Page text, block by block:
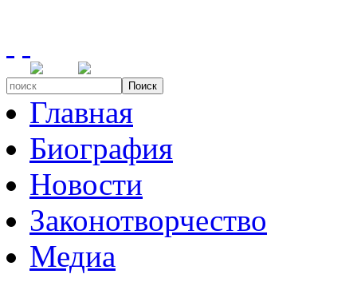
Поиск
Главная
Биография
Новости
Законотворчество
Медиа